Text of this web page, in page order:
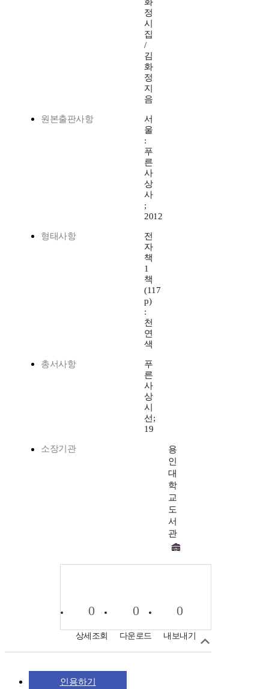
화
정
시
집
/
김
화
정
지
음
원본출판사항
서
울
:
푸
른
사
상
사
;
2012
형태사항
전
자
책
1
책
(117
p)
:
천
연
색
총서사항
푸
른
사
상
시
선;
19
소장기관
용
인
대
학
교
도
서
관
0
상세조회
0
다운로드
0
내보내기
인용하기